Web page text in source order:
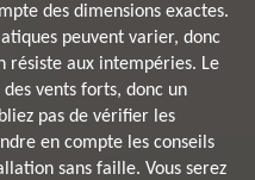
des dimensions exactes.
peuvent varier, donc
résiste aux intempéries. Le
vents forts, donc un
pas de vérifier les
en compte les conseils
sans faille. Vous serez